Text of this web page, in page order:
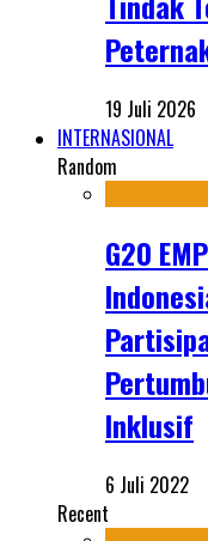
19 Juli 2026
INTERNASIONAL
Random
G20
Inklusif
6 Juli 2022
Recent